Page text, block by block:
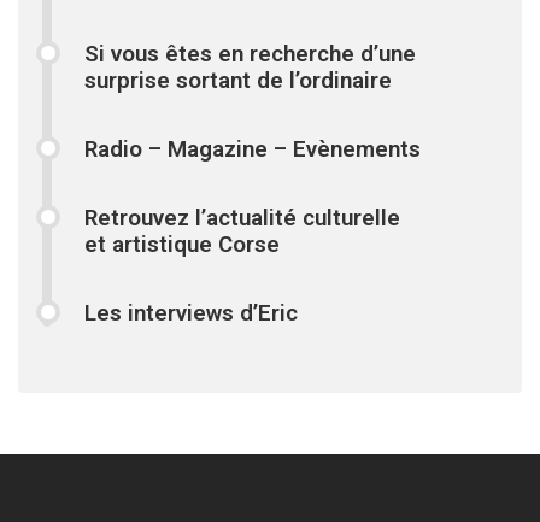
Si vous êtes en recherche d’une
surprise sortant de l’ordinaire
Radio – Magazine – Evènements
Retrouvez l’actualité culturelle
et artistique Corse
Les interviews d’Eric